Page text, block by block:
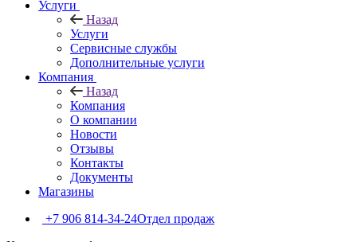
Услуги
Назад
Услуги
Сервисные службы
Дополнительные услуги
Компания
Назад
Компания
О компании
Новости
Отзывы
Контакты
Документы
Магазины
+7 906 814-34-24Отдел продаж